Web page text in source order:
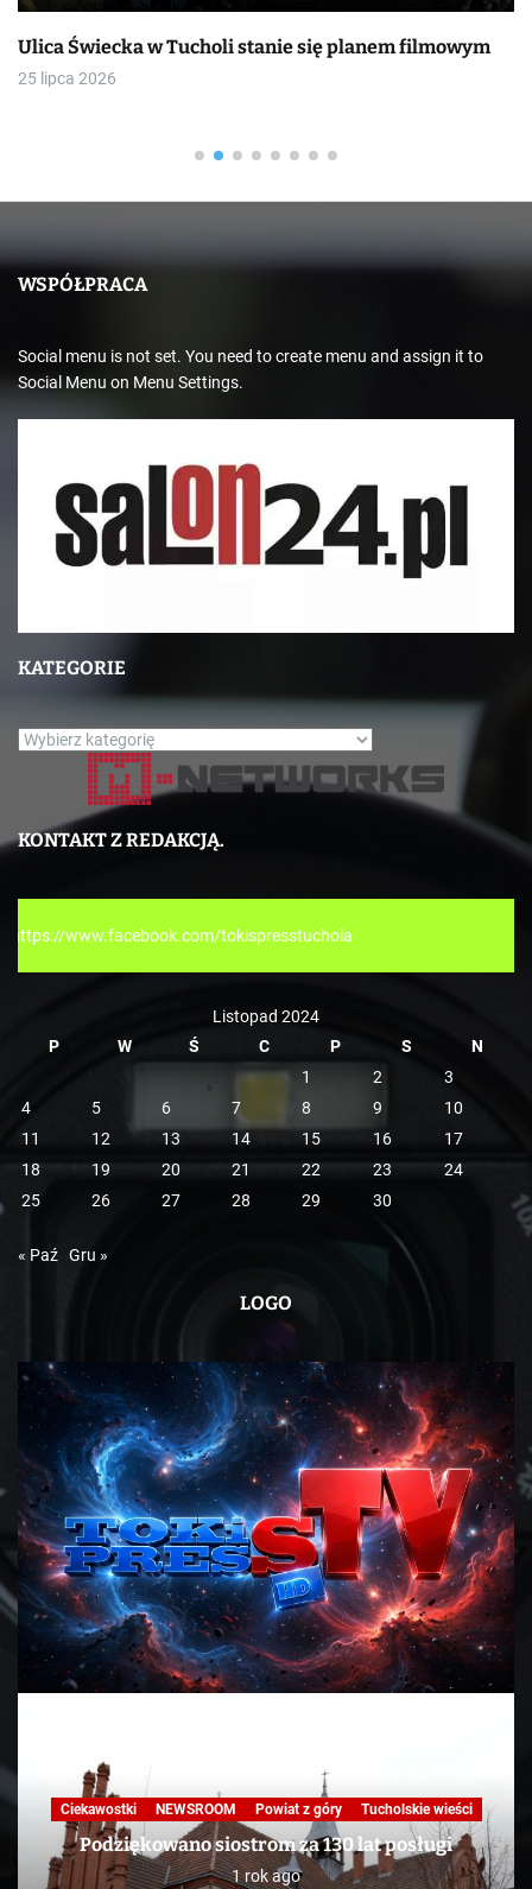
Ulica Świecka w Tucholi stanie się planem filmowym
25 lipca 2026
WSPÓŁPRACA
Social menu is not set. You need to create menu and assign it to
Social Menu on Menu Settings.
KATEGORIE
K
e
i
e
KONTAKT Z REDAKCJĄ.
tokispresstuchola
Listopad 2024
P
W Ś C P S
N
1
2
3
4
5 6 7 8 9
10
11
12 13 14 15 16
17
18
19 20 21 22 23
24
25
26 27 28 29 30
« Paź Gru »
LOGO
Nasza praca NEWSROOM Powiat z góry
Skandale
Telewizja
Tucholskie wieści TV
KAWA Z TOKiS-em w 100 sekund. „Ekologiczne”